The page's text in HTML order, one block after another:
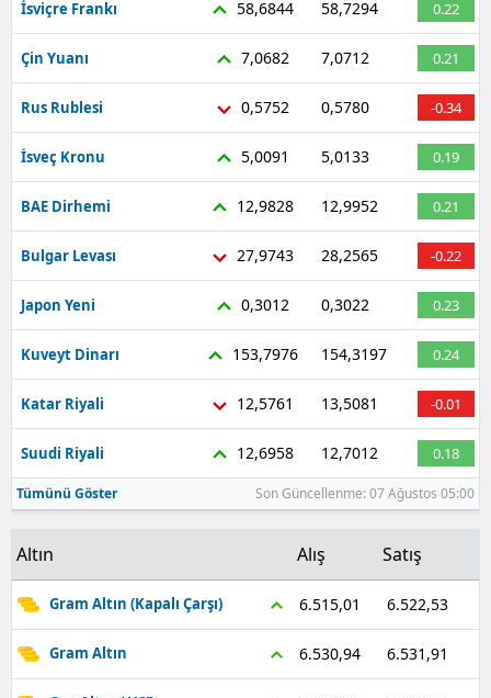
İsviçre Frankı 58,6844 58,7294 0.22
Çin Yuanı 7,0682 7,0712 0.21
Rus Rublesi 0,5752 0,5780 -0.34
İsveç Kronu 5,0091 5,0133 0.19
BAE Dirhemi 12,9828 12,9952 0.21
Bulgar Levası 27,9743 28,2565 -0.22
Japon Yeni 0,3012 0,3022 0.23
Kuveyt Dinarı 153,7976 154,3197 0.24
Katar Riyali 12,5761 13,5081 -0.01
Suudi Riyali 12,6958 12,7012 0.18
Tümünü Göster Son Güncellenme: 07 Ağustos 05:00
Altın Alış Satış
Gram Altın (Kapalı Çarşı) 6.515,01 6.522,53
Gram Altın 6.530,94 6.531,91